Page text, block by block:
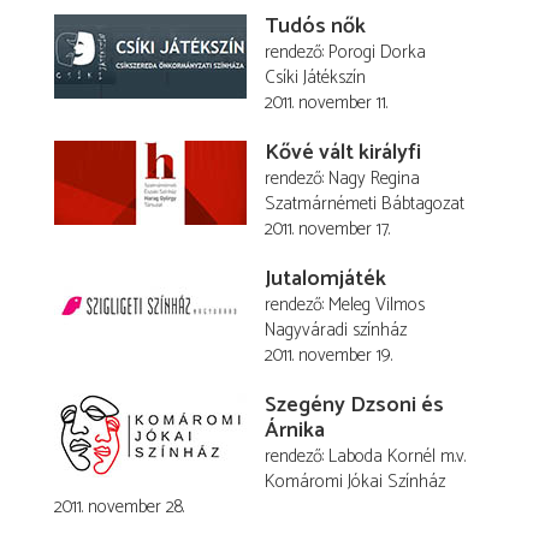
Tudós nők
rendező Porogi Dorka
Csíki Játékszín
2011. november 11.
Kővé vált királyfi
rendező Nagy Regina
Szatmárnémeti Bábtagozat
2011. november 17.
Jutalomjáték
rendező Meleg Vilmos
Nagyváradi színház
2011. november 19.
Szegény Dzsoni és
Árnika
rendező Laboda Kornél m.v.
Komáromi Jókai Színház
2011. november 28.